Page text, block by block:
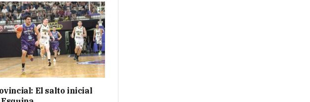
El salto inicial